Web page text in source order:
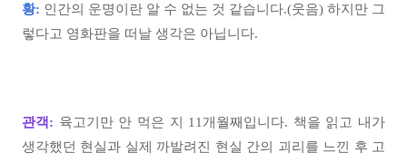
황: 인간의 운명이란 알 수 없는 것 같습니다.(웃음) 하지만 그
렇다고 영화판을 떠날 생각은 아닙니다.
관객: 육고기만 안 먹은 지 11개월째입니다. 책을 읽고 내가
생각했던 현실과 실제 까발려진 현실 간의 괴리를 느낀 후 고